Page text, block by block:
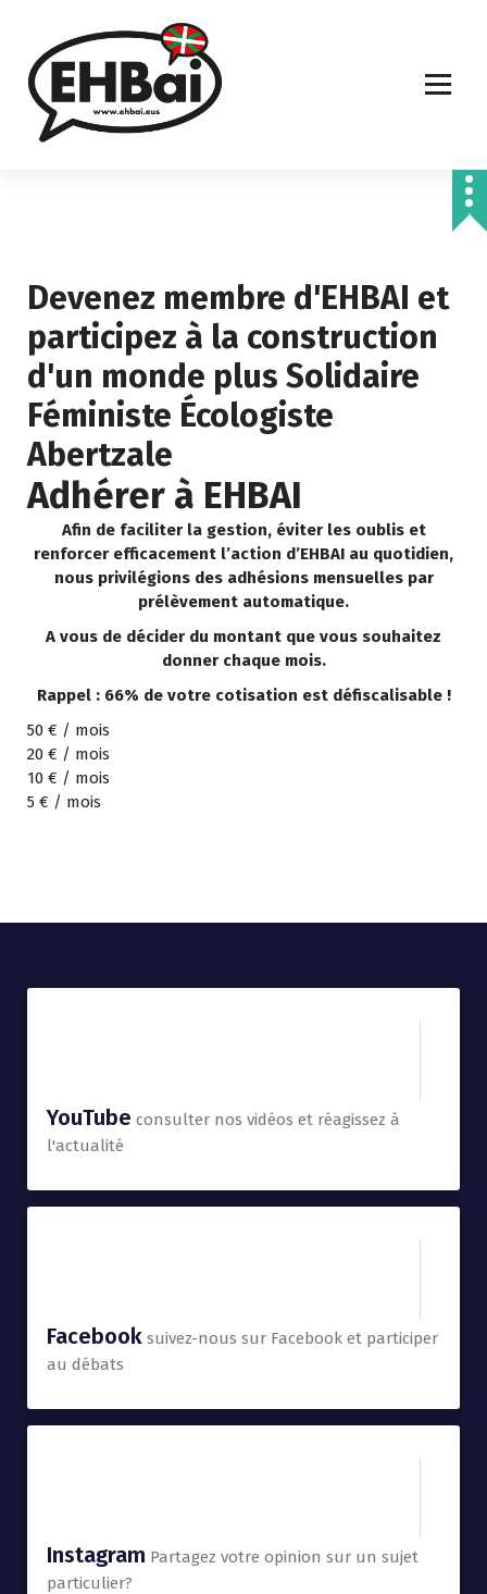
Devenez membre d'EHBAI et
participez à la construction
d'un monde plus Solidaire
Féministe Écologiste
Abertzale
Adhérer à EHBAI
Afin de faciliter la gestion, éviter les oublis et
renforcer efficacement l’action d’EHBAI au quotidien,
nous privilégions des adhésions mensuelles par
prélèvement automatique.
A vous de décider du montant que vous souhaitez
donner chaque mois.
Rappel : 66% de votre cotisation est défiscalisable !
50 € / mois
20 € / mois
10 € / mois
5 € / mois
YouTube consulter nos vidéos et réagissez à
l'actualité
Facebook suivez-nous sur Facebook et participer
au débats
Instagram Partagez votre opinion sur un sujet
particulier?